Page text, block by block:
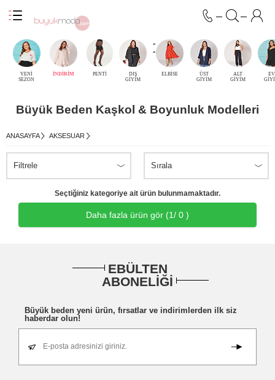
YENİ
SEZON
İNDİRİM PENTİ
DIŞ
GİYİM
-
-
ELBİSE
ÜST
GİYİM
ALT
GİYİM
EV
Büyük Beden Kaşkol & Boyunluk Modelleri
ANASAYFA AKSESUAR
Filtrele Sırala
Seçtiğiniz kategoriye ait ürün bulunmamaktadır.
Daha fazla ürün gör (1/ 0 )
EBÜLTEN
ABONELİĞİ
Büyük beden yeni ürün, fırsatlar ve indirimlerden ilk siz
haberdar olun!
E-posta adresinizi giriniz.